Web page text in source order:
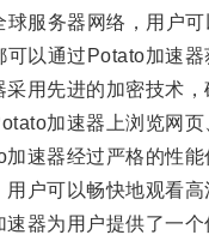
务器网络，用户可
通过Potato加速器
先进的加密技术，
加速器上浏览网页
器经过严格的性能
可以畅快地观看高
为用户提供了一个